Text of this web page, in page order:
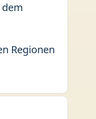
Regionen